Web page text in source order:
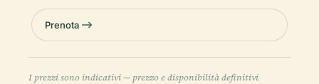
Prenota
I prezzi sono indicativi — prezzo e disponibilità definitivi